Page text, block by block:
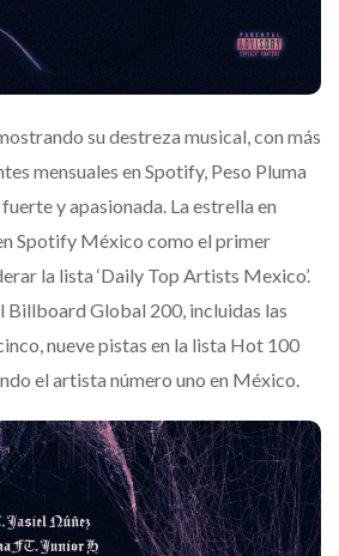
su destreza musical, con más
mensuales en Spotify, Peso Pluma
y apasionada. La estrella en
Spotify México como el primer
la lista ‘Daily Top Artists Mexico’.
Billboard Global 200, incluidas las
nueve pistas en la lista Hot 100
el artista número uno en México.